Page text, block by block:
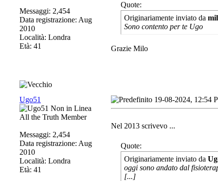
Messaggi: 2,454
Data registrazione: Aug
2010
Località: Londra
Età: 41
Quote:
Originariamente inviato da
Sono contento per te Ugo
Grazie Milo
Ugo51
All the Truth Member
Messaggi: 2,454
Data registrazione: Aug
2010
Località: Londra
Età: 41
19-08-2024, 12:54
Nel 2013 scrivevo ...
Quote:
Originariamente inviato da
oggi sono andato dal
[...]